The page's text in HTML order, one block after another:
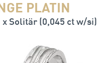
PLATIN
Solitär (0,045 ct w/si)